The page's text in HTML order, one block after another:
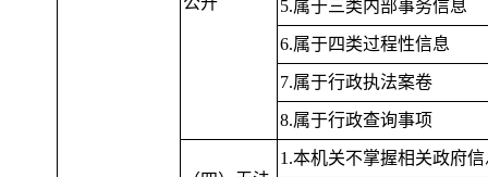
5.属于三类内部事务信息
6.属于四类过程性信息
7.属于行政执法案卷
8.属于行政查询事项
1.本机关不掌握相关政府